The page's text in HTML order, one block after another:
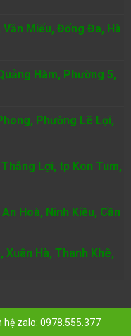
Miếu, Đống Đa, Hà
Hàm, Phường 5,
Phường Lê Lợi,
Lợi, tp Kon Tum,
Hoà, Ninh Kiều, Cần
Hà, Thanh Khê,
hệ zalo: 0978.555.377